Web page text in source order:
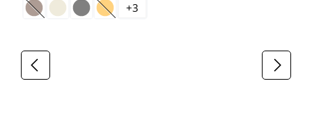
(Diese Option ist zurzeit nicht verfügbar.)
(Diese Option ist zurzeit nicht verfügbar.)
+3